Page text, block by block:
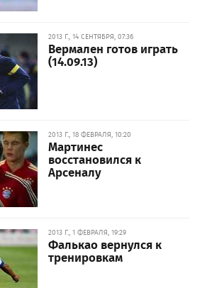
2013 Г., 14 СЕНТЯБРЯ, 07:36
Вермален готов играть
(14.09.13)
2013 Г., 18 ФЕВРАЛЯ, 10:20
Мартинес
восстановился к
Арсеналу
2013 Г., 1 ФЕВРАЛЯ, 19:29
Фалькао вернулся к
тренировкам